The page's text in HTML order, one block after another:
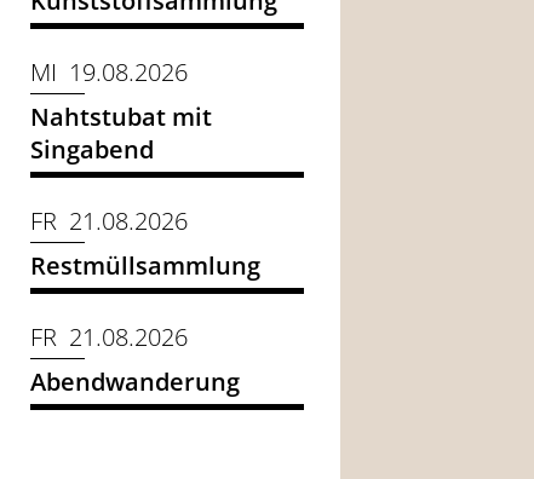
MI 19.08.2026
Nahtstubat mit
Singabend
FR 21.08.2026
Restmüllsammlung
FR 21.08.2026
Abendwanderung